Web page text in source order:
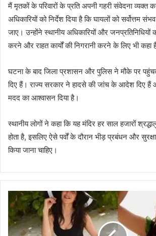
मैं मृतकों के परिवारों के प्रति अपनी गहरी संवेदना व्यक्त
अधिकारियों को निर्देश दिया है कि घायलों को सर्वोत्तम
जाए। उन्होंने स्थानीय अधिकारियों और जनप्रतिनिधियों
करने और राहत कार्यों की निगरानी करने के लिए भी कहा
घटना के बाद जिला प्रशासन और पुलिस ने मौके पर
दिए हैं। राज्य सरकार ने हादसे की जांच के आदेश दिए हैं
मदद का आश्वासन दिया है।
स्थानीय लोगों ने कहा कि यह मंदिर हर साल हजारों
होता है, इसलिए ऐसे पर्वों के दौरान भीड़ प्रबंधन और
किया जाना चाहिए।